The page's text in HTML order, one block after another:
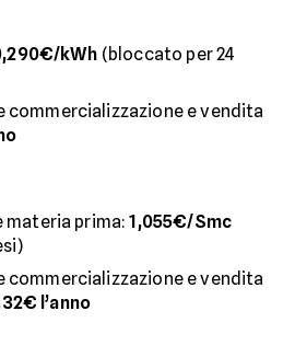
kWh (bloccato per 24
commercializzazione e vendita
materia prima:1,055€/Smc
commercializzazione e vendita
l’anno